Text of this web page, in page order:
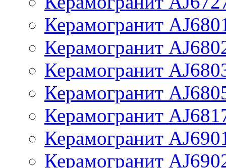
Керамогранит
Керамогранит
Керамогранит
Керамогранит
Керамогранит
Керамогранит
Керамогранит